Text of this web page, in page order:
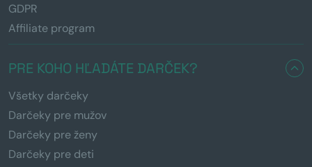
GDPR
Affiliate program
PRE KOHO HĽADÁTE DARČEK?
Všetky darčeky
Darčeky pre mužov
Darčeky pre ženy
Darčeky pre deti